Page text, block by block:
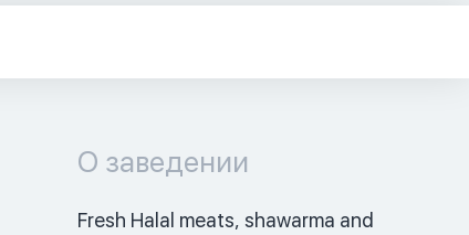
О заведении
Fresh Halal meats, shawarma and